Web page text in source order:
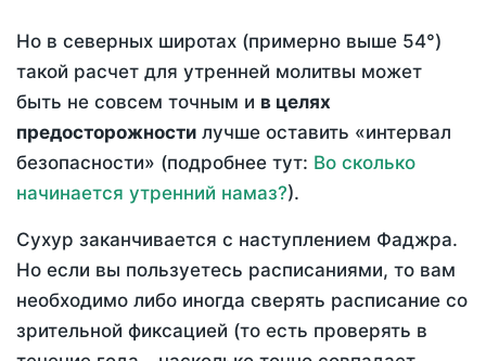
Но в северных широтах (примерно выше 54°)
такой расчет для утренней молитвы может
быть не совсем точным и в целях
предосторожности лучше оставить «интервал
безопасности» (подробнее тут: Во сколько
начинается утренний намаз?).
Сухур заканчивается с наступлением Фаджра.
Но если вы пользуетесь расписаниями, то вам
необходимо либо иногда сверять расписание со
зрительной фиксацией (то есть проверять в